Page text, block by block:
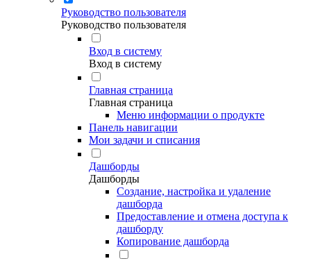
Руководство пользователя
Руководство пользователя
Вход в систему
Вход в систему
Главная страница
Главная страница
Меню информации о продукте
Панель навигации
Мои задачи и списания
Дашборды
Дашборды
Создание, настройка и удаление
дашборда
Предоставление и отмена доступа к
дашборду
Копирование дашборда